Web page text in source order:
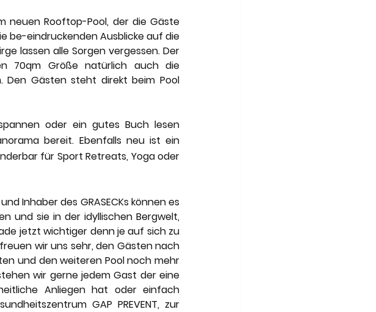
neuen Rooftop-Pool, der die Gäste
be-eindruckenden Ausblicke auf die
lassen alle Sorgen vergessen. Der
70qm Größe natürlich auch die
Den Gästen steht direkt beim Pool
oder ein gutes Buch lesen
bereit. Ebenfalls neu ist ein
für Sport Retreats, Yoga oder
Inhaber des GRASECKs können es
und sie in der idyllischen Bergwelt,
jetzt wichtiger denn je auf sich zu
wir uns sehr, den Gästen nach
und den weiteren Pool noch mehr
wir gerne jedem Gast der eine
Anliegen hat oder einfach
GAP PREVENT, zur